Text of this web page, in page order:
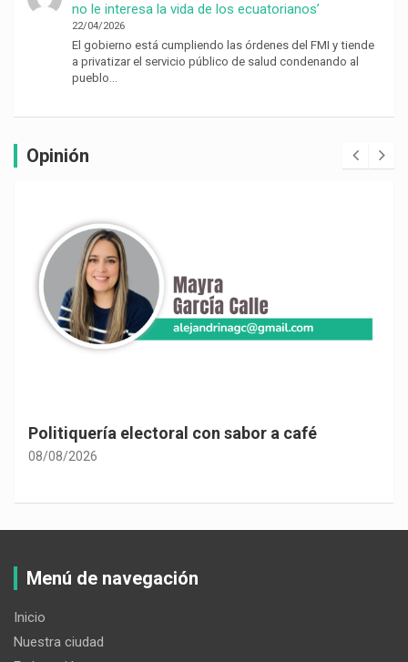
no le interesa la vida de los ecuatorianos’
22/04/2026
El gobierno está cumpliendo las órdenes del FMI y tiende
a privatizar el servicio público de salud condenando al
pueblo…
Opinión
Politiquería electoral con sabor a café
08/08/2026
Menú de navegación
Inicio
Nuestra ciudad